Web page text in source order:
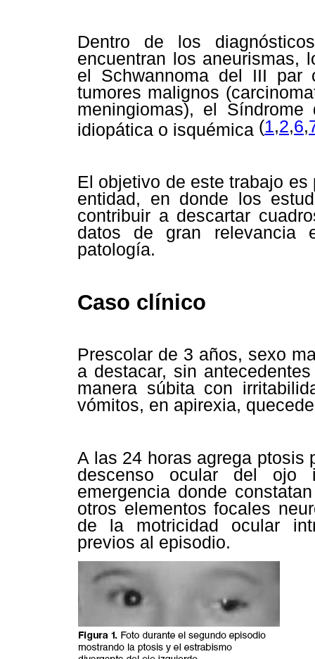
Dentro de los
encuentran los aneurismas,
el Schwannoma del III par
tumores malignos
meningiomas), el
idiopática o isquémica (1,2,6,
El objetivo de este trabajo
entidad, en donde los
contribuir a descartar
datos de gran relevancia
patología.
Caso clínico
Prescolar de 3 años, sexo
a destacar, sin
manera súbita con
vómitos, en apirexia,
A las 24 horas agrega ptosis
descenso ocular del ojo
emergencia donde
otros elementos focales
de la motricidad ocular
previos al episodio.